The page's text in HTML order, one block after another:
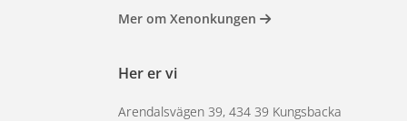
Mer om Xenonkungen
Her er vi
Arendalsvägen 39, 434 39 Kungsbacka